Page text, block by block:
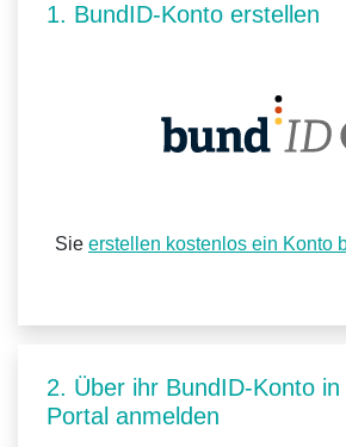
1. BundID-Konto erstellen
Sie erstellen kostenlos ein Konto
2. Über ihr BundID-Konto
Portal anmelden